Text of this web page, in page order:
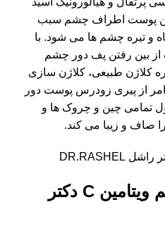
پوست اطراف چشم سبب
و تیره چشم ها می شود. با
از بین رفتن پف دور چشم
کلاژن طبیعی، کلاژن سازی
از پیری زودرس پوست دور
تمامی چین و چروک ها و
صاف و زیبا می کند.
ویژگی سرم دور چشم ویتامین C دکتر